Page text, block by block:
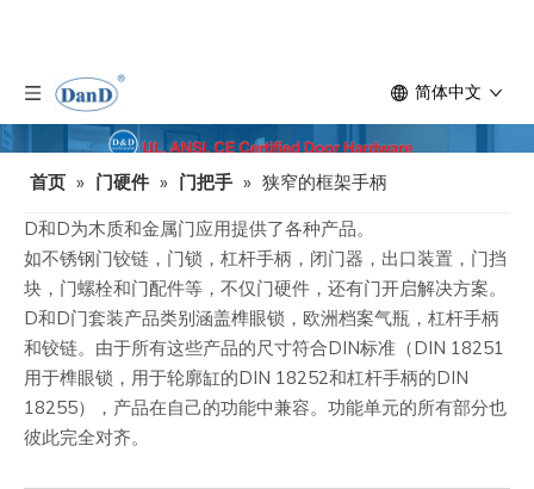
简体中文
首页 » 门硬件 » 门把手 » 狭窄的框架手柄
D和D为木质和金属门应用提供了各种产品。
如不锈钢门铰链，门锁，杠杆手柄，闭门器，出口装置，门挡
块，门螺栓和门配件等，不仅门硬件，还有门开启解决方案。
D和D门套装产品类别涵盖榫眼锁，欧洲档案气瓶，杠杆手柄
和铰链。由于所有这些产品的尺寸符合DIN标准（DIN 18251
用于榫眼锁，用于轮廓缸的DIN 18252和杠杆手柄的DIN
18255），产品在自己的功能中兼容。功能单元的所有部分也
彼此完全对齐。